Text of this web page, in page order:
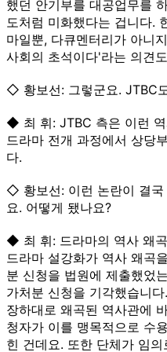
했던 안기부를 대공업무를
도처럼 미화했다는 겁니다.
마일뿐, 다큐멘터리가 아니
사회의 초석이다'라는 의견
◇ 황보선: 그렇군요. JTBC
◆ 최 휘: JTBC 측은 이런
드라마 전개 과정에서 상당
다.
◇ 황보선: 이런 논란이 결국
요. 어떻게 됐나요?
◆ 최 휘: 드라마의 역사 왜
드라마 설강화가 역사 왜곡
분 신청을 법원에 제출했었
가처분 신청을 기각했습니
장하대로 왜곡된 역사관에
청자가 이를 맹목적으로 수
힌 건데요. 또한 단체가 임